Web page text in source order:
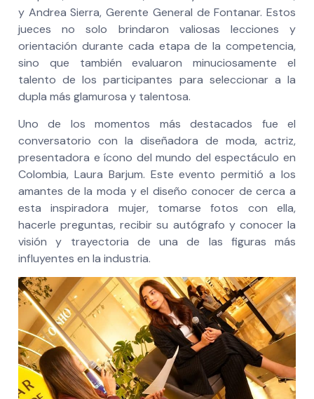
y Andrea Sierra, Gerente General de Fontanar. Estos
jueces no solo brindaron valiosas lecciones y
orientación durante cada etapa de la competencia,
sino que también evaluaron minuciosamente el
talento de los participantes para seleccionar a la
dupla más glamurosa y talentosa.
Uno de los momentos más destacados fue el
conversatorio con la diseñadora de moda, actriz,
presentadora e ícono del mundo del espectáculo en
Colombia, Laura Barjum. Este evento permitió a los
amantes de la moda y el diseño conocer de cerca a
esta inspiradora mujer, tomarse fotos con ella,
hacerle preguntas, recibir su autógrafo y conocer la
visión y trayectoria de una de las figuras más
influyentes en la industria.